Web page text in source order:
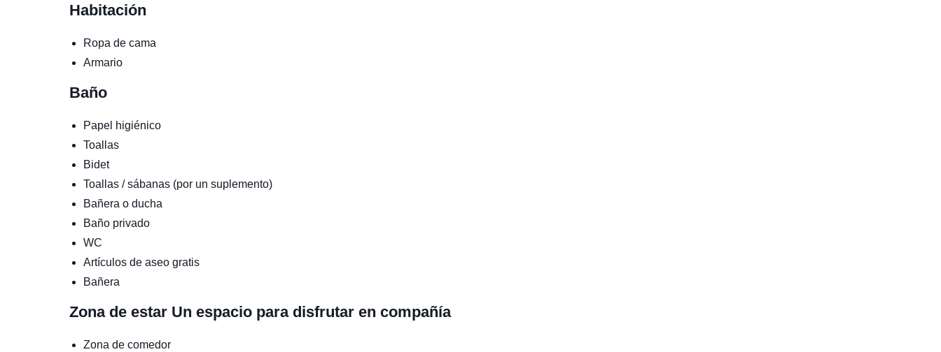
Habitación
Ropa de cama
Armario
Baño
Papel higiénico
Toallas
Bidet
Toallas / sábanas (por un suplemento)
Bañera o ducha
Baño privado
WC
Artículos de aseo gratis
Bañera
Zona de estar Un espacio para disfrutar en compañía
Zona de comedor